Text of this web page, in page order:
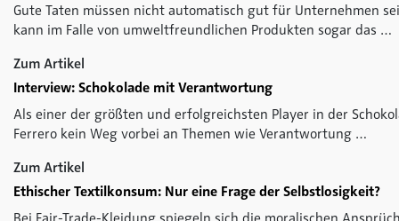
Gute Taten müssen nicht automatisch gut für Unternehmen
kann im Falle von umweltfreundlichen Produkten sogar das …
Zum Artikel
Interview: Schokolade mit Verantwortung
Als einer der größten und erfolgreichsten Player in der
Ferrero kein Weg vorbei an Themen wie Verantwortung …
Zum Artikel
Ethischer Textilkonsum: Nur eine Frage der Selbstlosigkeit?